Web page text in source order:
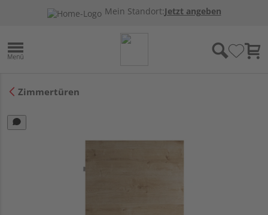
Mein Standort:Jetzt angeben
Zimmertüren